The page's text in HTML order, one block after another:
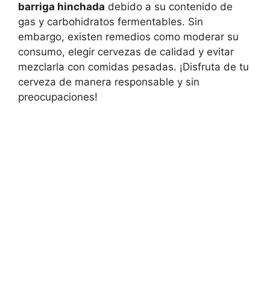
barriga hinchada debido a su contenido de
gas y carbohidratos fermentables. Sin
embargo, existen remedios como moderar su
consumo, elegir cervezas de calidad y evitar
mezclarla con comidas pesadas. ¡Disfruta de tu
cerveza de manera responsable y sin
preocupaciones!